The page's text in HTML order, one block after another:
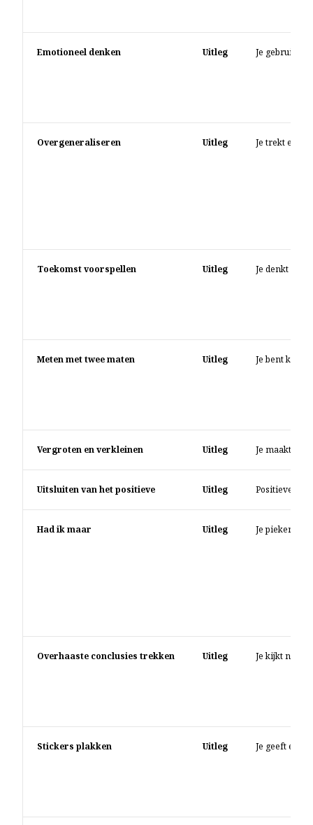
Emotioneel denken Uitleg Je gebruikt je
Overgeneraliseren Uitleg Je trekt een
Toekomst voorspellen Uitleg Je denkt van
Meten met twee maten Uitleg Je bent
Vergroten en verkleinen Uitleg Je maakt iets
Uitsluiten van het positieve Uitleg Positieve
Had ik maar Uitleg Je piekert
Overhaaste conclusies trekken Uitleg Je kijkt
Stickers plakken Uitleg Je geeft een